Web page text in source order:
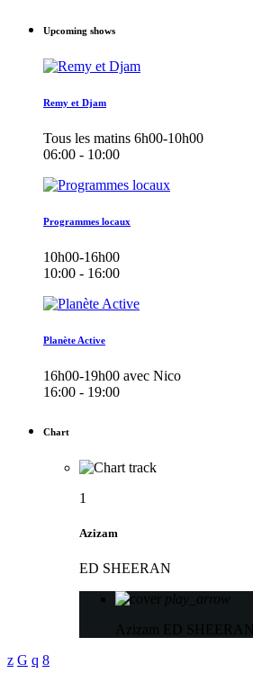
Upcoming shows
Remy et Djam
Tous les matins 6h00-10h00
06:00 - 10:00
Programmes locaux
10h00-16h00
10:00 - 16:00
Planète Active
16h00-19h00 avec Nico
16:00 - 19:00
Chart
1
Azizam
ED SHEERAN
play_arrow
Azizam
ED SHEERAN